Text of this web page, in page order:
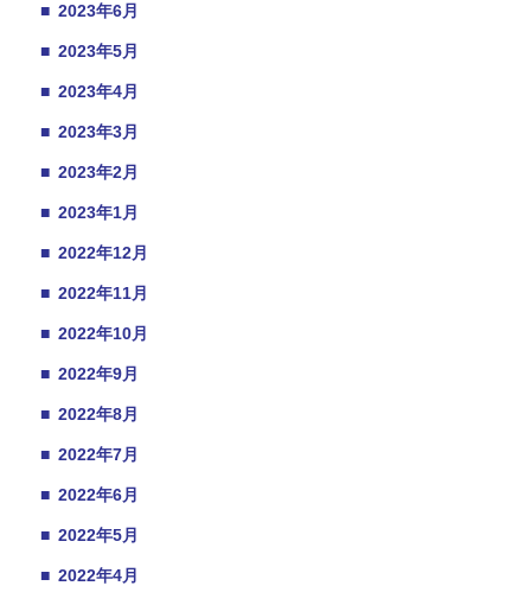
■ 2023年6月
■ 2023年5月
■ 2023年4月
■ 2023年3月
■ 2023年2月
■ 2023年1月
■ 2022年12月
■ 2022年11月
■ 2022年10月
■ 2022年9月
■ 2022年8月
■ 2022年7月
■ 2022年6月
■ 2022年5月
■ 2022年4月